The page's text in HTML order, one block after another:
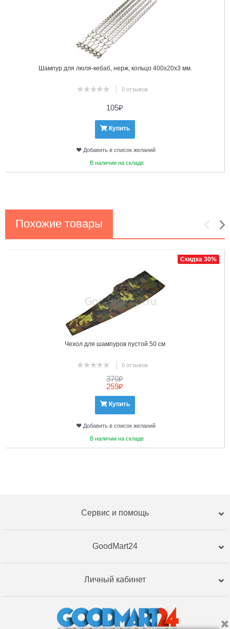
Шампур для люля-кебаб, нерж, кольцо 400х20х3 мм.
0 отзывов
105₽
Купить
Добавить в список желаний
В наличии на складе
Похожие товары
Чехол для шампуров пустой 50 см
0 отзывов
Скидка 30%
370₽
259₽
Купить
Добавить в список желаний
В наличии на складе
Сервис и помощь
GoodMart24
Личный кабинет